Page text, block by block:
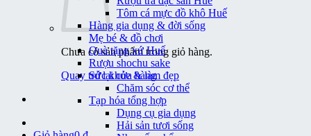
Chưa có sản phẩm trong giỏ hàng.
Quay trở lại cửa hàng
Tôm cá mực đồ khô Huế
Hàng gia dụng & đời sống
Mẹ bé & đồ chơi
Quà tặng xứ Huế
Rượu shochu sake
Sức khỏe & làm đẹp
Chăm sóc cơ thể
Tạp hóa tổng hợp
Dụng cụ gia dụng
Hải sản tươi sống